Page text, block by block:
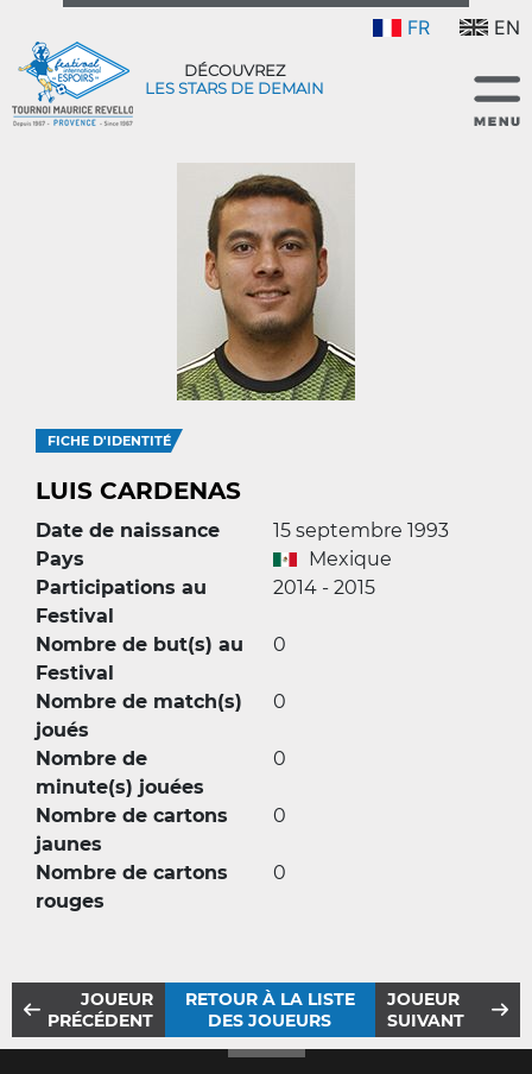
FR EN
DÉCOUVREZ
LES STARS DE DEMAIN
FICHE D'IDENTITÉ
LUIS CARDENAS
Date de naissance
15 septembre 1993
Pays
Mexique
Participations au
Festival
2014 - 2015
Nombre de but(s) au
Festival
0
Nombre de match(s)
joués
0
Nombre de
minute(s) jouées
0
Nombre de cartons
jaunes
0
Nombre de cartons
rouges
0
JOUEUR
PRÉCÉDENT
RETOUR À LA LISTE
DES JOUEURS
JOUEUR
SUIVANT